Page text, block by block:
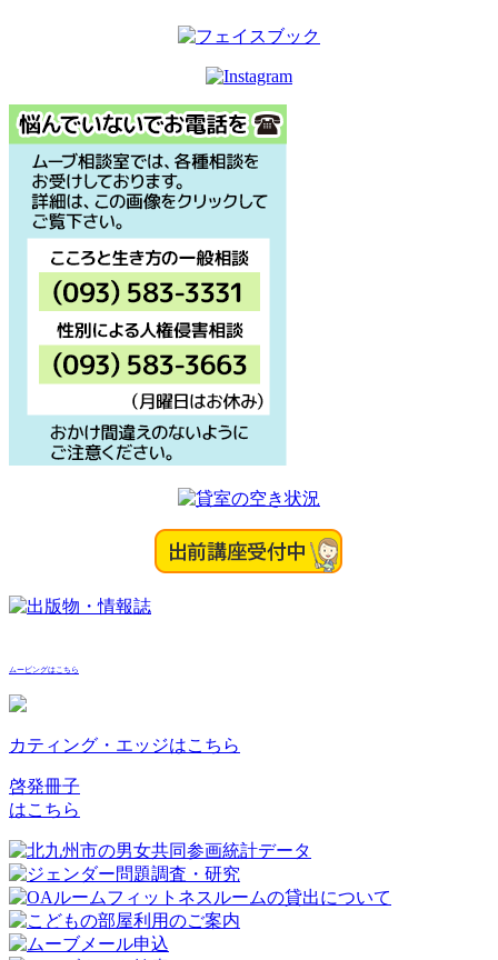
ムービングはこちら
カティング・エッジはこちら
啓発冊子
はこちら